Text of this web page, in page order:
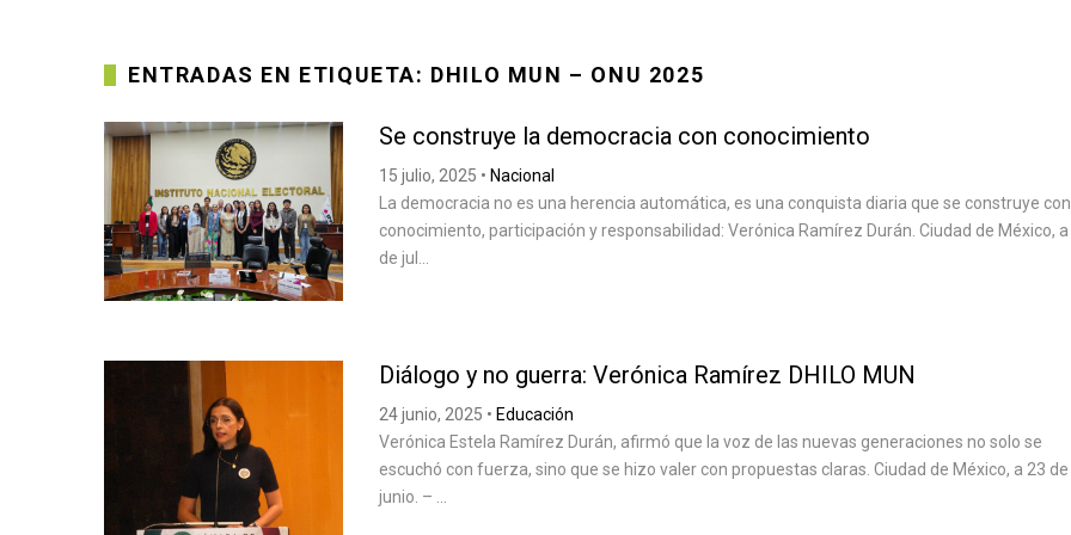
ENTRADAS EN ETIQUETA: DHILO MUN – ONU 2025
Se construye la democracia con conocimiento
15 julio, 2025 • Nacional
La democracia no es una herencia automática, es una conquista diaria que se construye con
conocimiento, participación y responsabilidad: Verónica Ramírez Durán. Ciudad de México,
de jul...
Diálogo y no guerra: Verónica Ramírez DHILO MUN
24 junio, 2025 • Educación
Verónica Estela Ramírez Durán, afirmó que la voz de las nuevas generaciones no solo se
escuchó con fuerza, sino que se hizo valer con propuestas claras. Ciudad de México, a 23 de
junio. – ...